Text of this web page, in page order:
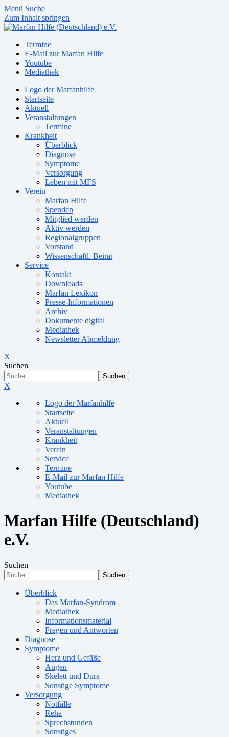
Menü Suche
Zum Inhalt springen
Termine
E-Mail zur Marfan Hilfe
Youtube
Mediathek
Logo der Marfanhilfe
Startseite
Aktuell
Veranstaltungen
Termine
Krankheit
Überblick
Diagnose
Symptome
Versorgung
Leben mit MFS
Verein
Marfan Hilfe
Spenden
Mitglied werden
Aktiv werden
Regionalgruppen
Vorstand
Wissenschaftl. Beirat
Service
Kontakt
Downloads
Marfan Lexikon
Presse-Informationen
Archiv
Dokumente digital
Mediathek
Newsletter Abmeldung
X
Suchen
Suchen
X
Logo der Marfanhilfe
Startseite
Aktuell
Veranstaltungen
Krankheit
Verein
Service
Termine
E-Mail zur Marfan Hilfe
Youtube
Mediathek
Marfan Hilfe (Deutschland)
e.V.
Suchen
Suchen
Überblick
Das Marfan-Syndrom
Mediathek
Informationsmaterial
Fragen und Antworten
Diagnose
Symptome
Herz und Gefäße
Augen
Skelett und Dura
Sonstige Symptome
Versorgung
Notfälle
Reha
Sprechstunden
Sonstiges